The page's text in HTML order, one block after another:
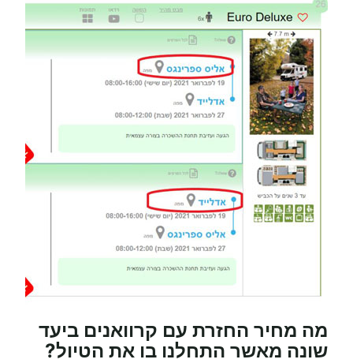
מה מחיר החזרת עם קרוואנים ביעד
שונה מאשר התחלנו בו את הטיול?